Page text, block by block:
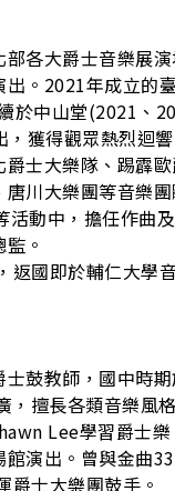
各大爵士音樂展
。2021年成立的
於中山堂(2021、
獲得觀眾熱烈迴響
士大樂隊、踢霹
川大樂團等音樂
動中，擔任作曲
。
國即於輔仁大學
鼓教師，國中時
擅長各類音樂風
Lee學習爵士
演出。曾與金曲
士大樂團鼓手。